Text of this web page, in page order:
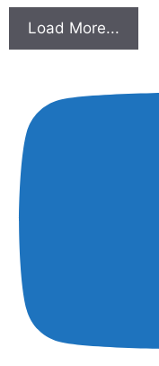
Load More...